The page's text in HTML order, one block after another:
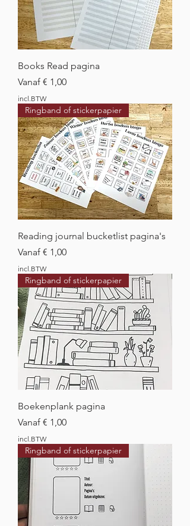
Books Read pagina
Vanaf € 1,00
Verkoopprijs
incl.BTW
Ringband of stickerpapier
Reading journal bucketlist pagina's
Vanaf € 1,00
Verkoopprijs
incl.BTW
Ringband of stickerpapier
Boekenplank pagina
Vanaf € 1,00
Verkoopprijs
incl.BTW
Ringband of stickerpapier